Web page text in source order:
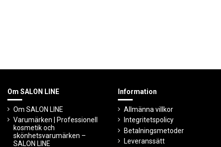
Om SALON LINE
Om SALON LINE
Varumärken | Professionell
kosmetik och
skönhetsvarumärken –
SALON LINE
Information
Allmänna villkor
Integritetspolicy
Betalningsmetoder
Leveranssätt